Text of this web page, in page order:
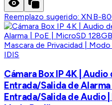
Reemplazo sugerido:XNB-
IDIS
Cámara Box IP 4K | Audio
Entrada/Salida de Alarma
Entrada/Salida de Audio |